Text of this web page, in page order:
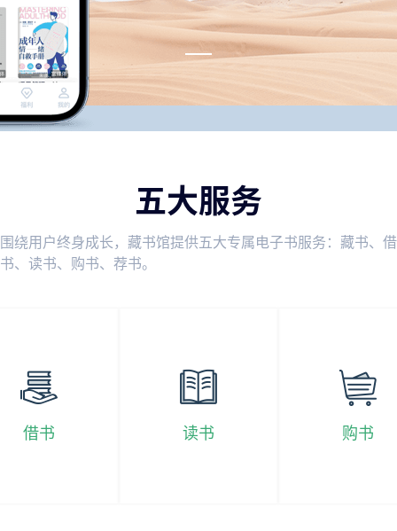
五大服务
围绕用户终身成长，藏书馆提供五大专属电子书服务：藏书、借
书、读书、购书、荐书。
借书 读书 购书